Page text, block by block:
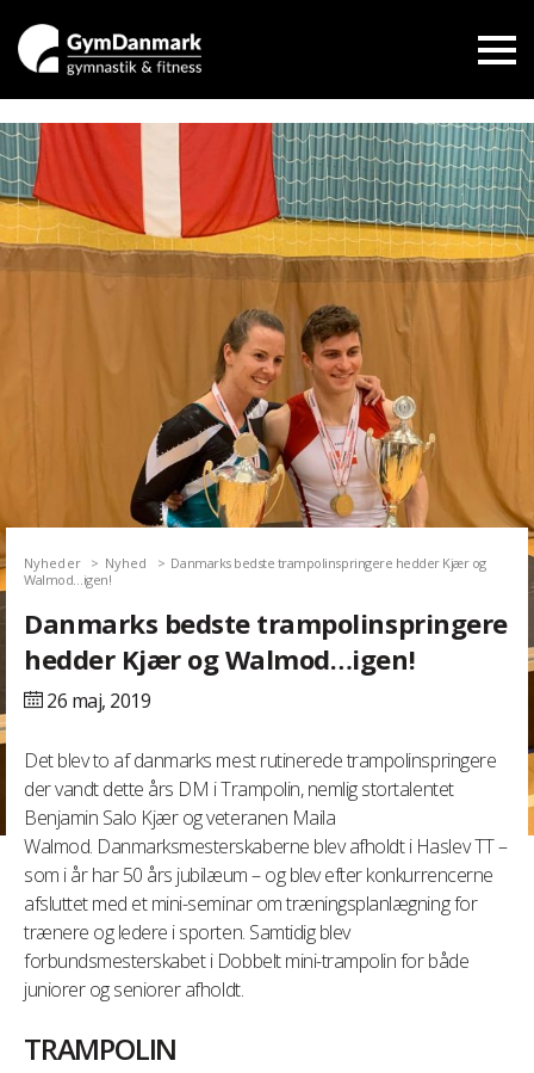
Nyheder Nyhed
Danmarks bedste trampolinspringere hedder Kjær og
Walmod…igen!
Danmarks bedste trampolinspringere
hedder Kjær og Walmod…igen!
26 maj, 2019
Det blev to af danmarks mest rutinerede trampolinspringere
der vandt dette års DM i Trampolin, nemlig stortalentet
Benjamin Salo Kjær og veteranen Maila
Walmod. Danmarksmesterskaberne blev afholdt i Haslev TT –
som i år har 50 års jubilæum – og blev efter konkurrencerne
afsluttet med et mini-seminar om træningsplanlægning for
trænere og ledere i sporten. Samtidig blev
forbundsmesterskabet i Dobbelt mini-trampolin for både
juniorer og seniorer afholdt.
TRAMPOLIN